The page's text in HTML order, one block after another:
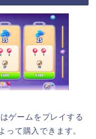
ゲームをプレイする
って購入できます。